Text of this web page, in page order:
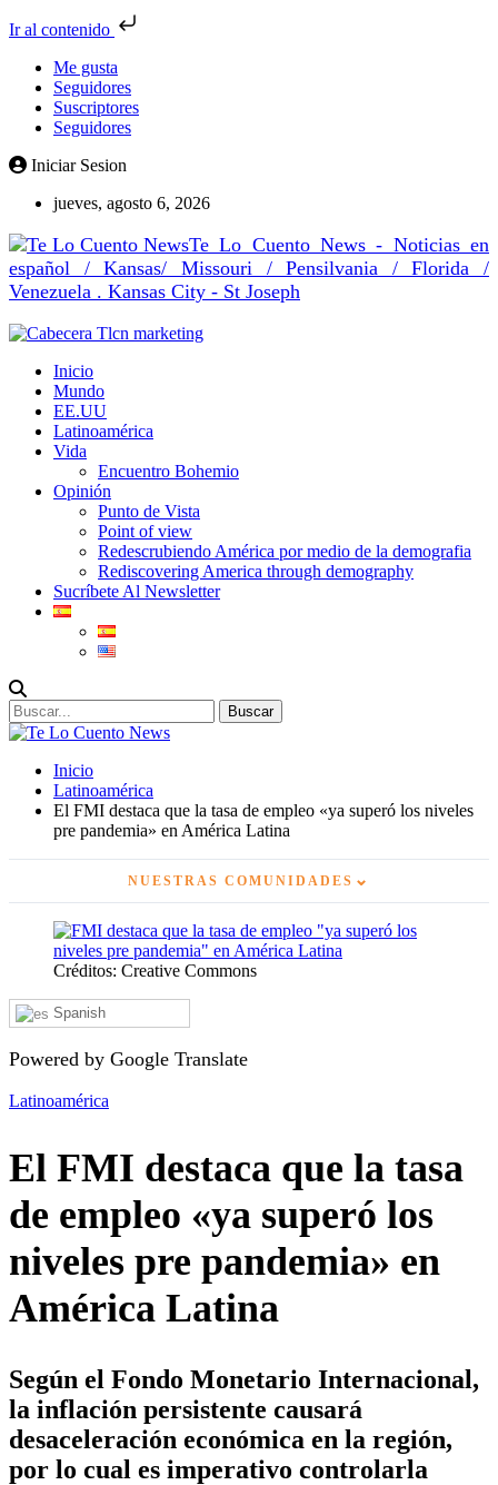
Ir al contenido
Me gusta
Seguidores
Suscriptores
Seguidores
Iniciar Sesion
jueves, agosto 6, 2026
Te Lo Cuento News - Noticias en
español / Kansas/ Missouri / Pensilvania / Florida /
Venezuela . Kansas City - St Joseph
Inicio
Mundo
EE.UU
Latinoamérica
Vida
Encuentro Bohemio
Opinión
Punto de Vista
Point of view
Redescrubiendo América por medio de la demografia
Rediscovering America through demography
Sucríbete Al Newsletter
Inicio
Latinoamérica
El FMI destaca que la tasa de empleo «ya superó los niveles
pre pandemia» en América Latina
NUESTRAS COMUNIDADES ⌄
Créditos: Creative Commons
Spanish
Powered by Google Translate
Latinoamérica
El FMI destaca que la tasa
de empleo «ya superó los
niveles pre pandemia» en
América Latina
Según el Fondo Monetario Internacional,
la inflación persistente causará
desaceleración económica en la región,
por lo cual es imperativo controlarla